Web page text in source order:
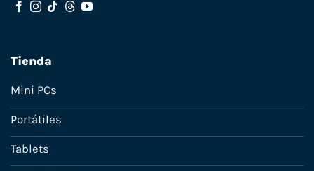
Tienda
Mini PCs
Portátiles
Tablets